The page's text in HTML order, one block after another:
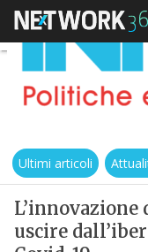
Ultimi articoli
uscire